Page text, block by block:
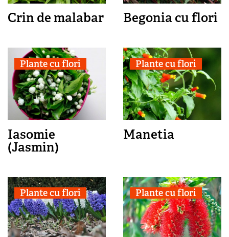
Crin de malabar Begonia cu flori
Plante cu flori
Iasomie
(Jasmin)
Plante cu flori
Manetia
Plante cu flori Plante cu flori